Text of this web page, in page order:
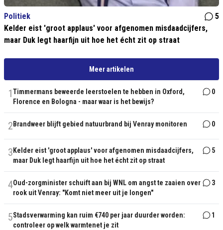
Politiek
5
Kelder eist 'groot applaus' voor afgenomen misdaadcijfers,
maar Duk legt haarfijn uit hoe het écht zit op straat
Meer artikelen
1Timmermans beweerde leerstoelen te hebben in Oxford,
Florence en Bologna - maar waar is het bewijs?
0
2 Brandweer blijft gebied natuurbrand bij Venray monitoren 0
3 Kelder eist 'groot applaus' voor afgenomen misdaadcijfers,
maar Duk legt haarfijn uit hoe het écht zit op straat
5
4Oud-zorgminister schuift aan bij WNL om angst te zaaien over
rook uit Venray: "Komt niet meer uit je longen"
3
5Stadsverwarming kan ruim €740 per jaar duurder worden:
controleer op welk warmtenet je zit
1